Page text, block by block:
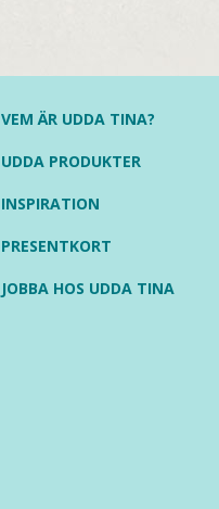
VEM ÄR UDDA TINA?
UDDA PRODUKTER
INSPIRATION
PRESENTKORT
JOBBA HOS UDDA TINA